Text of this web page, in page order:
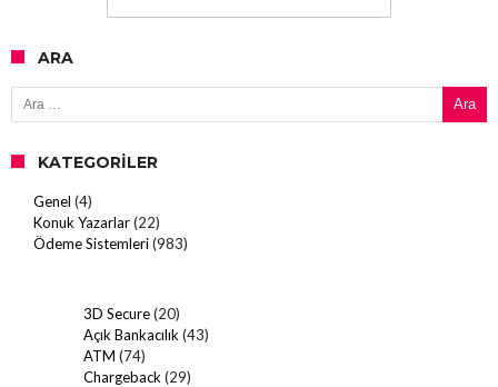
ARA
Arama:
KATEGORILER
Genel (4)
Konuk Yazarlar(22)
Ödeme Sistemleri(983)
3D Secure(20)
Açık Bankacılık (43)
ATM (74)
Chargeback (29)